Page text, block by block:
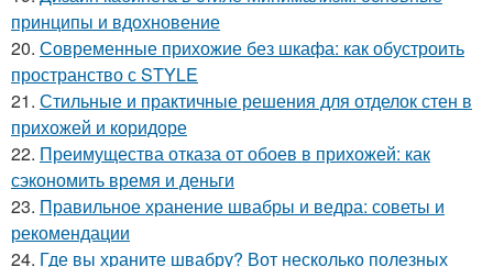
принципы и вдохновение
20. Современные прихожие без шкафа: как обустроить
пространство с STYLE
21. Стильные и практичные решения для отделок стен в
прихожей и коридоре
22. Преимущества отказа от обоев в прихожей: как
сэкономить время и деньги
23. Правильное хранение швабры и ведра: советы и
рекомендации
24. Где вы храните швабру? Вот несколько полезных